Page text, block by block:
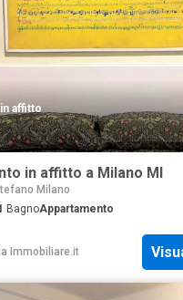
in affitto
in affitto a Milano MI
Milano
BagnoAppartamento
Immobiliare.it